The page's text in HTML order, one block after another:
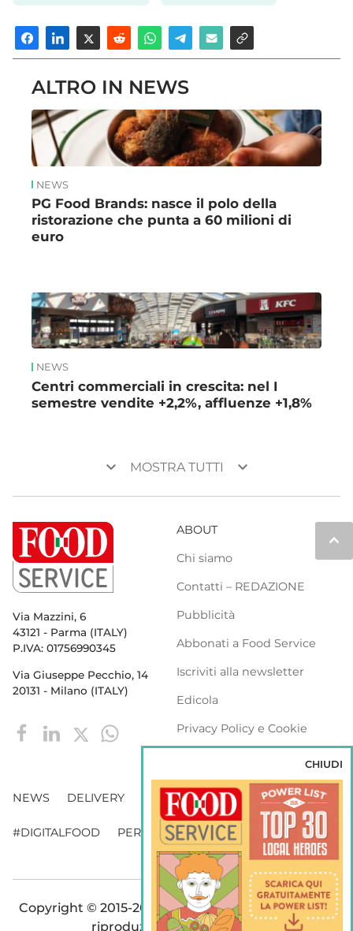
ALTRO IN NEWS
NEWS
PG Food Brands: nasce il polo della
ristorazione che punta a 60 milioni di
euro
NEWS
Centri commerciali in crescita: nel I
semestre vendite +2,2%, affluenze +1,8%
keyboard_arrow_down MOSTRA TUTTI keyboard_arrow_down
keyboard_arrow_up
Via Mazzini, 6
43121 - Parma (ITALY)
P.IVA: 01756990345
Via Giuseppe Pecchio, 14
20131 - Milano (ITALY)
ABOUT
Chi siamo
Contatti – REDAZIONE
Pubblicità
Abbonati a Food Service
Iscriviti alla newsletter
Edicola
Privacy Policy e Cookie
NEWS DELIVERY DISTRIBUZIONE
#DIGITALFOOD PERSONE WEBINAR VENDING
Copyright © 2015-2026 FOOD S.r.l. - Tutti i diritti di
riproduzione sono riservati
CHIUDI